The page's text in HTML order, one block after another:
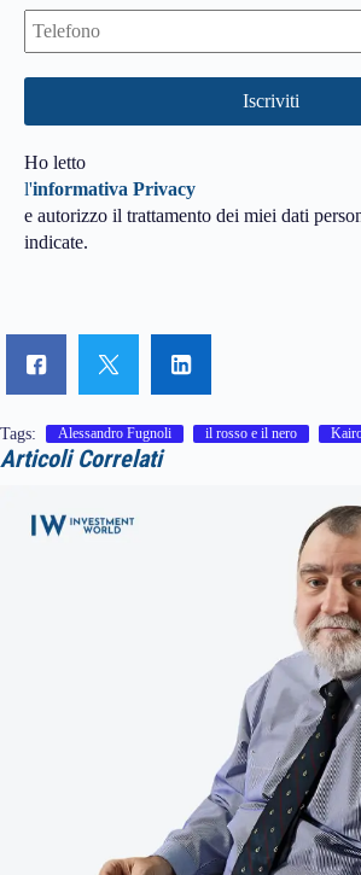
Ho letto
l'informativa Privacy
e autorizzo il trattamento dei miei dati
indicate.
Tags: Alessandro Fugnoli il rosso e il nero
Articoli Correlati